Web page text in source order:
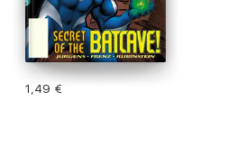
1,49 €